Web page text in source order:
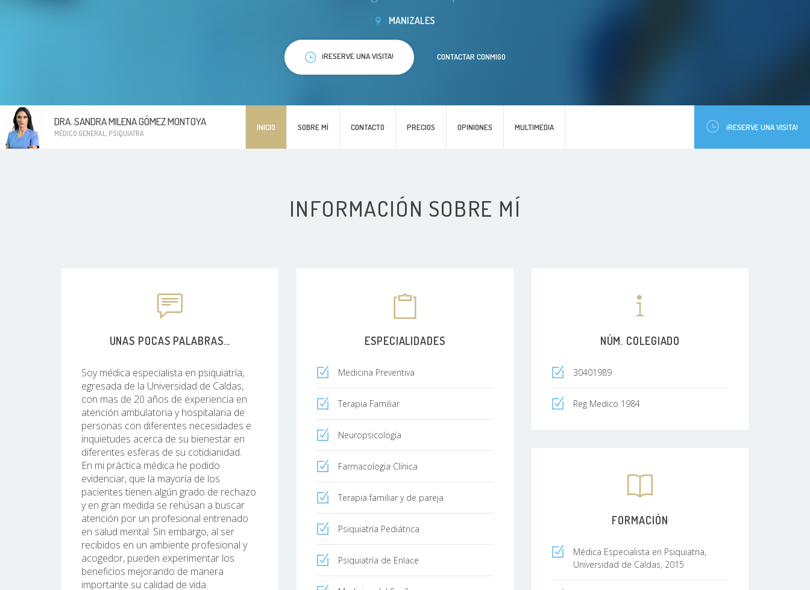
DRA. SANDRA MILENA GÓMEZ MONTOYA
MÉDICO GENERAL, PSIQUIATRA
INICIO SOBRE MÍ CONTACTO PRECIOS OPINIONES MULTIMEDIA ¡RESERVE UNA VISITA!
MANIZALES
¡RESERVE UNA VISITA! CONTACTAR CONMIGO
INFORMACIÓN SOBRE MÍ
UNAS POCAS PALABRAS...
Soy médica especialista en psiquiatría,
egresada de la Universidad de Caldas,
con mas de 20 años de experiencia en
atención ambulatoria y hospitalaria de
personas con diferentes necesidades e
inquietudes acerca de su bienestar en
diferentes esferas de su cotidianidad.
En mi práctica médica he podido
evidenciar, que la mayoría de los
pacientes tienen algún grado de rechazo
y en gran medida se rehúsan a buscar
atención por un profesional entrenado
en salud mental. Sin embargo, al ser
recibidos en un ambiente profesional y
acogedor, pueden experimentar los
beneficios mejorando de manera
importante su calidad de vida.
ESPECIALIDADES
Medicina Preventiva
Terapia Familiar
Neuropsicología
Farmacologia Clínica
Terapia familiar y de pareja
Psiquiatría Pediátrica
Psiquiatría de Enlace
NÚM. COLEGIADO
30401989
Reg Medico 1984
FORMACIÓN
Médica Especialista en Psiquiatria,
Universidad de Caldas, 2015